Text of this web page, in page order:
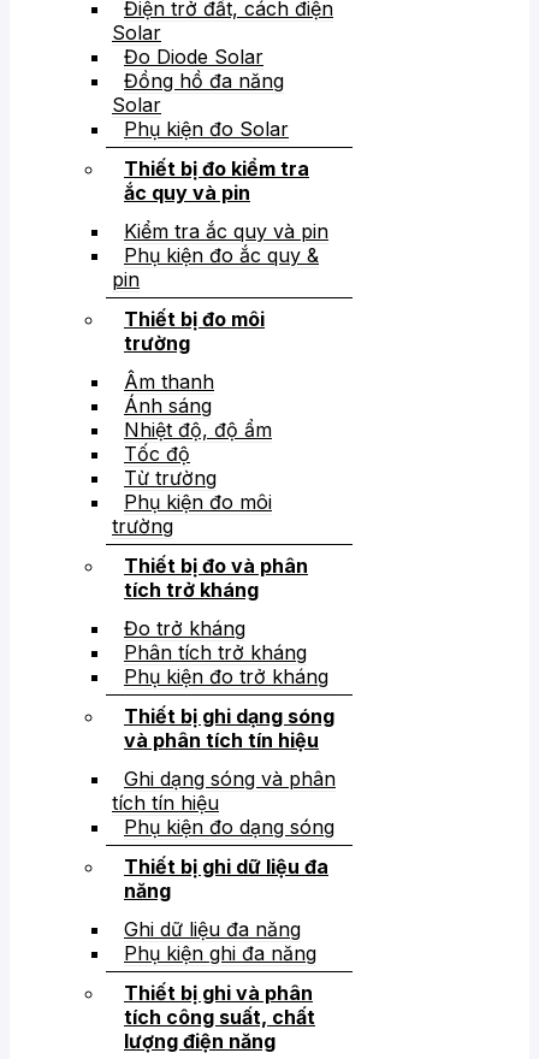
Điện trở đất, cách điện
Solar
Đo Diode Solar
Đồng hồ đa năng
Solar
Phụ kiện đo Solar
Thiết bị đo kiểm tra
ắc quy và pin
Kiểm tra ắc quy và pin
Phụ kiện đo ắc quy &
pin
Thiết bị đo môi
trường
Âm thanh
Ánh sáng
Nhiệt độ, độ ẩm
Tốc độ
Từ trường
Phụ kiện đo môi
trường
Thiết bị đo và phân
tích trở kháng
Đo trở kháng
Phân tích trở kháng
Phụ kiện đo trở kháng
Thiết bị ghi dạng sóng
và phân tích tín hiệu
Ghi dạng sóng và phân
tích tín hiệu
Phụ kiện đo dạng sóng
Thiết bị ghi dữ liệu đa
năng
Ghi dữ liệu đa năng
Phụ kiện ghi đa năng
Thiết bị ghi và phân
tích công suất, chất
lượng điện năng